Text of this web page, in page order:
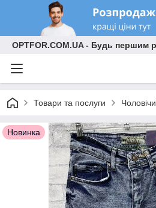
OPTFOR.COM.UA - Будь першим
Товари та послуги
Новинка